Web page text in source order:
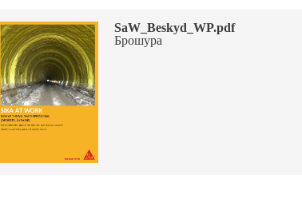
SaW_Beskyd_WP.pdf
Брошура